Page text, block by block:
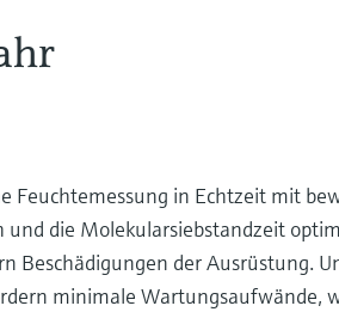
Feuchtemessung in Echtzeit mit
die Molekularsiebstandzeit
der Ausrüstung.
minimale Wartungsaufwände,